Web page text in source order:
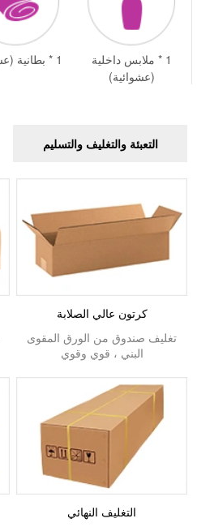
1 * ملابس داخلية
(عشوائية)
1 * بطانية (عشوائي)
التعبئة والتغليف والتسليم
كرتون عالي الصلابة
تغليف صندوق من الورق المقوى
البني ، قوي وقوي
التغليف النهائي